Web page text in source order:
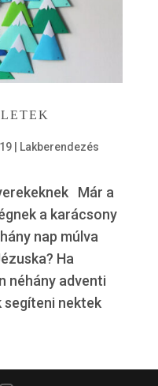
|
Lakberendezés
Már a
a karácsony
nap múlva
Ha
néhány adventi
nektek